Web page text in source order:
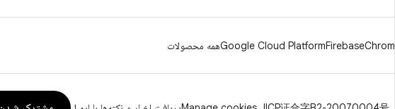
Chrome
Firebase
Google Cloud Platformهمه محصولات